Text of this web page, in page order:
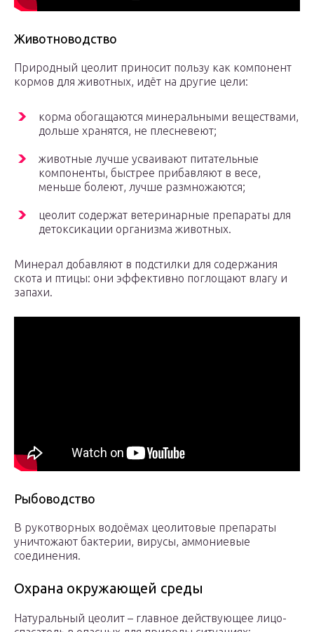
Животноводство
Природный цеолит приносит пользу как компонент
кормов для животных, идёт на другие цели:
корма обогащаются минеральными веществами,
дольше хранятся, не плесневеют;
животные лучше усваивают питательные
компоненты, быстрее прибавляют в весе,
меньше болеют, лучше размножаются;
цеолит содержат ветеринарные препараты для
детоксикации организма животных.
Минерал добавляют в подстилки для содержания
скота и птицы: они эффективно поглощают влагу и
запахи.
Рыбоводство
В рукотворных водоёмах цеолитовые препараты
уничтожают бактерии, вирусы, аммониевые
соединения.
Охрана окружающей среды
Натуральный цеолит – главное действующее лицо-